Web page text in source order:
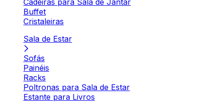
Cadeiras para Sala de Jantar
Buffet
Cristaleiras
Sala de Estar
Sofás
Painéis
Racks
Poltronas para Sala de Estar
Estante para Livros